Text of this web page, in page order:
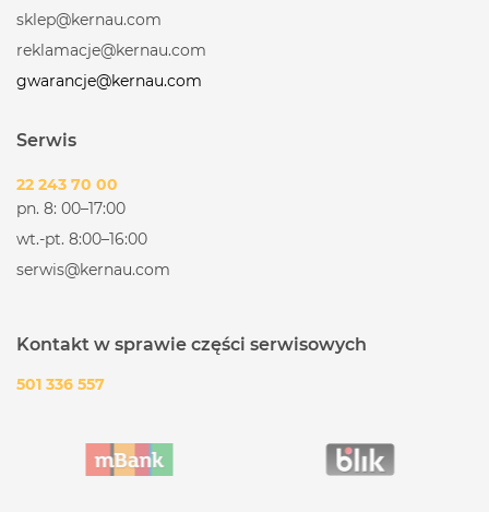
sklep@kernau.com
reklamacje@kernau.com
gwarancje@kernau.com
Serwis
22 243 70 00
pn. 8: 00–17:00
wt.-pt. 8:00–16:00
serwis@kernau.com
Kontakt w sprawie części serwisowych
501 336 557